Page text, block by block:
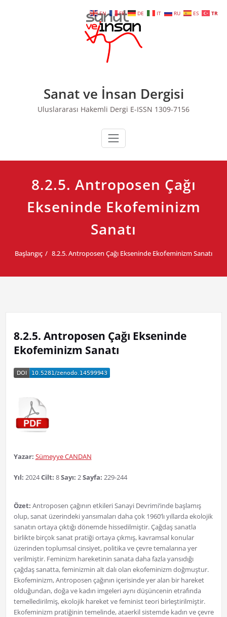
Sanat ve İnsan Dergisi
Uluslararası Hakemli Dergi E-ISSN 1309-7156
8.2.5. Antroposen Çağı
Ekseninde Ekofeminizm
Sanatı
Başlangıç 8.2.5. Antroposen Çağı Ekseninde Ekofeminizm Sanatı
8.2.5. Antroposen Çağı Ekseninde
Ekofeminizm Sanatı
Yazar: Sümeyye CANDAN
Yıl: 2024Cilt: 8Sayı: 2Sayfa: 229-244
Özet: Antroposen çağının etkileri Sanayi Devrimi’inde başlamış
olup, sanat üzerindeki yansımaları daha çok 1960’lı yıllarda ekolojik
sanatın ortaya çıktığı dönemde hissedilmiştir. Çağdaş sanatla
birlikte birçok sanat pratiği ortaya çıkmış, kavramsal konular
üzerinden toplumsal cinsiyet, politika ve çevre temalarına yer
verilmiştir. Feminizm hareketinin sanata daha fazla yansıdığı
çağdaş sanatta, feminizmin alt dalı olan ekofeminizm doğmuştur.
Ekofeminizm, Antroposen çağının içerisinde yer alan bir hareket
olduğundan, doğa ve kadın imgeleri aynı düşüncenin etrafında
temelledirilmiş, ekolojik hareket ve feminist teori birleştirilmiştir.
Ekofeminizm pratiğinin temelinde, ataerkil sistemde kadın ve çevre
EN FR DE IT RU ES TR